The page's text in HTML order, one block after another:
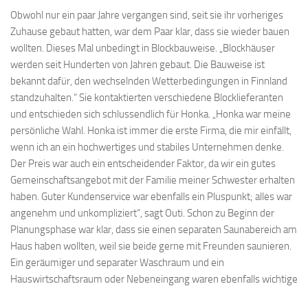
Obwohl nur ein paar Jahre vergangen sind, seit sie ihr vorheriges
Zuhause gebaut hatten, war dem Paar klar, dass sie wieder bauen
wollten. Dieses Mal unbedingt in Blockbauweise. „Blockhäuser
werden seit Hunderten von Jahren gebaut. Die Bauweise ist
bekannt dafür, den wechselnden Wetterbedingungen in Finnland
standzuhalten.“ Sie kontaktierten verschiedene Blocklieferanten
und entschieden sich schlussendlich für Honka. „Honka war meine
persönliche Wahl. Honka ist immer die erste Firma, die mir einfällt,
wenn ich an ein hochwertiges und stabiles Unternehmen denke.
Der Preis war auch ein entscheidender Faktor, da wir ein gutes
Gemeinschaftsangebot mit der Familie meiner Schwester erhalten
haben. Guter Kundenservice war ebenfalls ein Pluspunkt; alles war
angenehm und unkompliziert“, sagt Outi. Schon zu Beginn der
Planungsphase war klar, dass sie einen separaten Saunabereich am
Haus haben wollten, weil sie beide gerne mit Freunden saunieren.
Ein geräumiger und separater Waschraum und ein
Hauswirtschaftsraum oder Nebeneingang waren ebenfalls wichtige